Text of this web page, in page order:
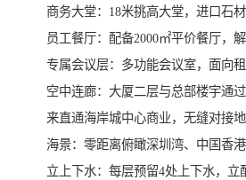
商务大堂：18米挑高大堂，进口石
员工餐厅：配备2000㎡平价餐厅，
专属会议层：多功能会议室，面向
空中连廊：大厦二层与总部楼宇通
来直通海岸城中心商业，无缝对接
海景：零距离俯瞰深圳湾、中国香
立上下水：每层预留4处上下水，立